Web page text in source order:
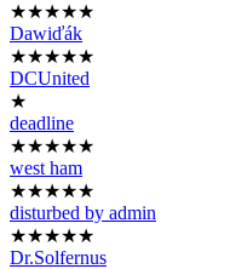
★★★★★
Dawiďák
★★★★★
DCUnited
★
deadline
★★★★★
west ham
★★★★★
disturbed by admin
★★★★★
Dr.Solfernus